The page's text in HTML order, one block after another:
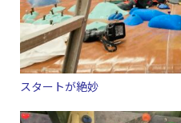
スタートが絶妙